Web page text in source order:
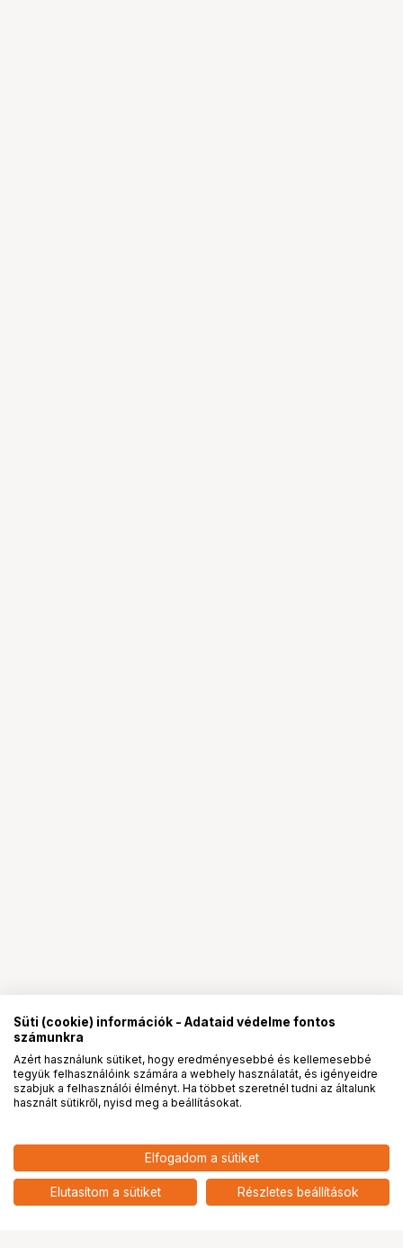
Insta360 X4 Air ND64 szűrő
add
PROpartnerségek
Süti (cookie) információk - Adataid védelme fontos
számunkra
Azért használunk sütiket, hogy eredményesebbé és kellemesebbé
tegyük felhasználóink számára a webhely használatát, és igényeidre
szabjuk a felhasználói élményt. Ha többet szeretnél tudni az általunk
használt sütikről, nyisd meg a beállításokat.
Elfogadom a sütiket
Elutasítom a sütiket Részletes beállítások